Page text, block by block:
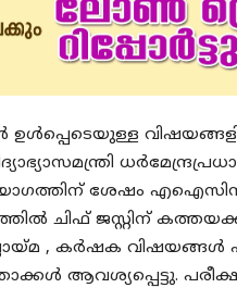
യോഗത്തിന് ശേഷം
ജസ്റ്റിന്
, കർഷക
ആവശ്യപ്പെട്ടു.